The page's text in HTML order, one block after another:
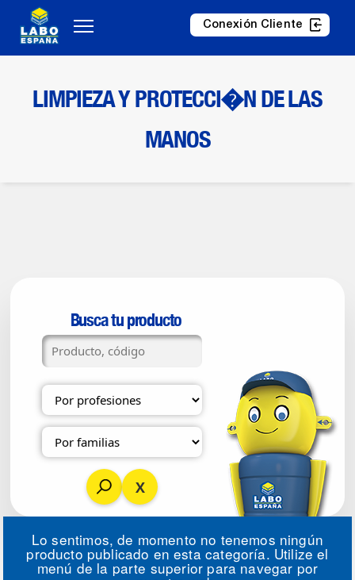
Conexión Cliente
LIMPIEZA Y PROTECCI�N DE LAS
MANOS
Busca tu producto
Lo sentimos, de momento no tenemos ningún
producto publicado en esta categoría. Utilize el
menú de la parte superior para navegar por